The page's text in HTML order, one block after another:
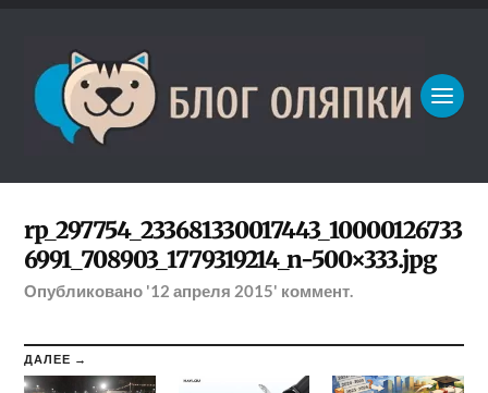
rp_297754_233681330017443_10000126733
6991_708903_1779319214_n-500×333.jpg
Опубликовано '12 апреля 2015' коммент.
ДАЛЕЕ →